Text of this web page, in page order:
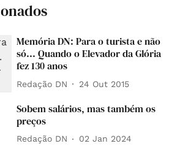
Memória DN: Para o turista e não
só... Quando o Elevador da Glória
fez 130 anos
Redação DN 24 Out 2015
Sobem salários, mas também os
preços
Redação DN 02 Jan 2024